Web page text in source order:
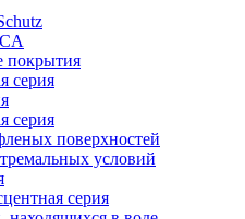
покрытия
серия
серия
поверхностей
условий
серия